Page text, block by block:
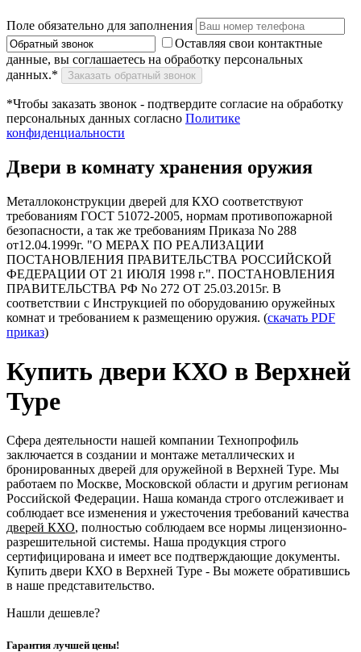
Поле обязательно для заполнения
Оставляя свои контактные
данные, вы соглашаетесь на обработку персональных
данных.*
Заказать обратный звонок
*Чтобы заказать звонок - подтвердите согласие на обработку
персональных данных согласно Политике
конфиденциальности
Двери в комнату хранения оружия
Металлоконструкции дверей для КХО соответствуют
требованиям ГОСТ 51072-2005, нормам противопожарной
безопасности, а так же требованиям Приказа No 288
от12.04.1999г. "О МЕРАХ ПО РЕАЛИЗАЦИИ
ПОСТАНОВЛЕНИЯ ПРАВИТЕЛЬСТВА РОССИЙСКОЙ
ФЕДЕРАЦИИ ОТ 21 ИЮЛЯ 1998 г.". ПОСТАНОВЛЕНИЯ
ПРАВИТЕЛЬСТВА РФ No 272 ОТ 25.03.2015г. В
соответствии с Инструкцией по оборудованию оружейных
комнат и требованием к размещению оружия. (скачать PDF
приказ)
Купить двери КХО в Верхней
Туре
Сфера деятельности нашей компании Технопрофиль
заключается в создании и монтаже металлических и
бронированных дверей для оружейной в Верхней Туре. Мы
работаем по Москве, Московской области и другим регионам
Российской Федерации. Наша команда строго отслеживает и
соблюдает все изменения и ужесточения требований качества
дверей КХО, полностью соблюдаем все нормы лицензионно-
разрешительной системы. Наша продукция строго
сертифицирована и имеет все подтверждающие документы.
Купить двери КХО в Верхней Туре - Вы можете обратившись
в наше представительство.
Нашли дешевле?
Гарантия лучшей цены!